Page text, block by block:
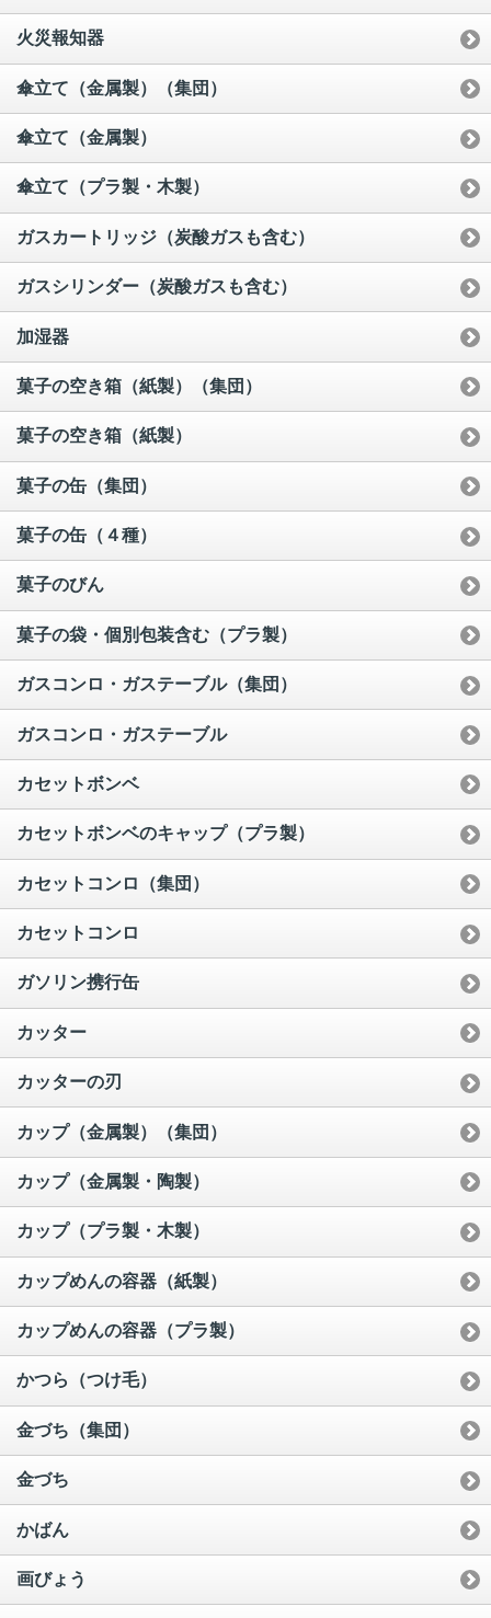
火災報知器
傘立て（金属製）（集団）
傘立て（金属製）
傘立て（プラ製・木製）
ガスカートリッジ（炭酸ガスも含む）
ガスシリンダー（炭酸ガスも含む）
加湿器
菓子の空き箱（紙製）（集団）
菓子の空き箱（紙製）
菓子の缶（集団）
菓子の缶（４種）
菓子のびん
菓子の袋・個別包装含む（プラ製）
ガスコンロ・ガステーブル（集団）
ガスコンロ・ガステーブル
カセットボンベ
カセットボンベのキャップ（プラ製）
カセットコンロ（集団）
カセットコンロ
ガソリン携行缶
カッター
カッターの刃
カップ（金属製）（集団）
カップ（金属製・陶製）
カップ（プラ製・木製）
カップめんの容器（紙製）
カップめんの容器（プラ製）
かつら（つけ毛）
金づち（集団）
金づち
かばん
画びょう